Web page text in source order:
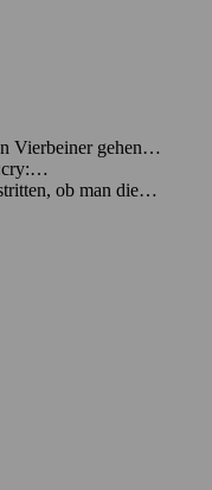
Vierbeiner gehen…
:cry:…
ob man die…